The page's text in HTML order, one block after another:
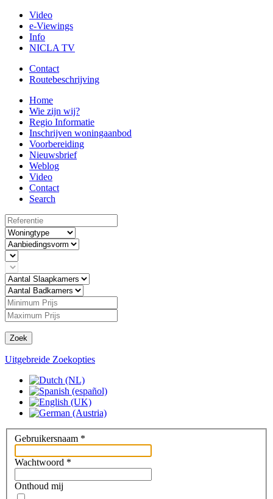
Video
e-Viewings
Info
NICLA TV
Contact
Routebeschrijving
Home
Wie zijn wij?
Regio Informatie
Inschrijven woningaanbod
Voorbereiding
Nieuwsbrief
Weblog
Video
Contact
Search
Zoek
Uitgebreide Zoekopties
Gebruikersnaam *
Wachtwoord *
Onthoud mij